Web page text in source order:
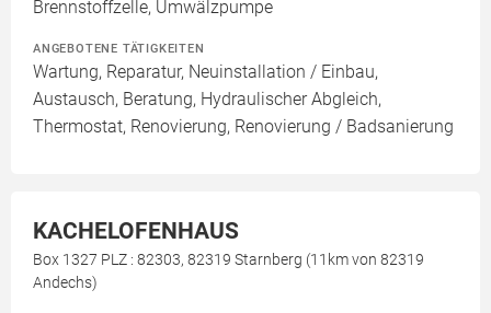
Brennstoffzelle, Umwälzpumpe
ANGEBOTENE TÄTIGKEITEN
Wartung, Reparatur, Neuinstallation / Einbau,
Austausch, Beratung, Hydraulischer Abgleich,
Thermostat, Renovierung, Renovierung / Badsanierung
KACHELOFENHAUS
Box 1327 PLZ : 82303, 82319 Starnberg (11km von 82319
Andechs)